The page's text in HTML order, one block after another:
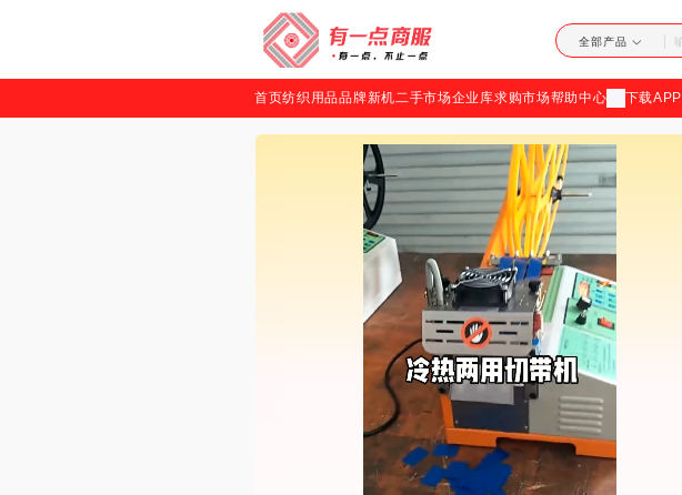
全部产品
首页纺织用品品牌新机二手市场企业库求购市场帮助中心
加
载
失
败
下载APP